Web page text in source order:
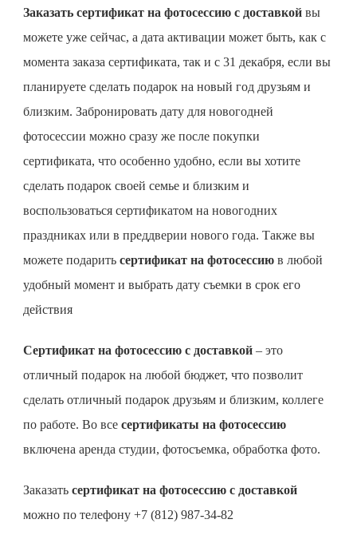
Заказать сертификат на фотосессию с доставкой вы
можете уже сейчас, а дата активации может быть, как с
момента заказа сертификата, так и с 31 декабря, если вы
планируете сделать подарок на новый год друзьям и
близким. Забронировать дату для новогодней
фотосессии можно сразу же после покупки
сертификата, что особенно удобно, если вы хотите
сделать подарок своей семье и близким и
воспользоваться сертификатом на новогодних
праздниках или в преддверии нового года. Также вы
можете подарить сертификат на фотосессию в любой
удобный момент и выбрать дату съемки в срок его
действия
Сертификат на фотосессию с доставкой – это
отличный подарок на любой бюджет, что позволит
сделать отличный подарок друзьям и близким, коллеге
по работе. Во все сертификаты на фотосессию
включена аренда студии, фотосъемка, обработка фото.
Заказать сертификат на фотосессию с доставкой
можно по телефону +7 (812) 987-34-82